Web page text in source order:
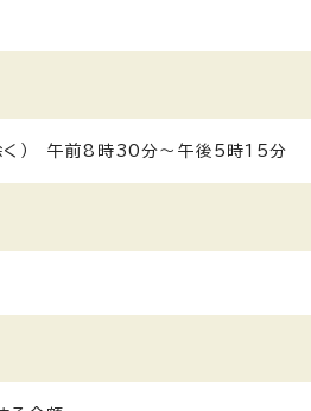
く） 午前8時30分～午後5時15分